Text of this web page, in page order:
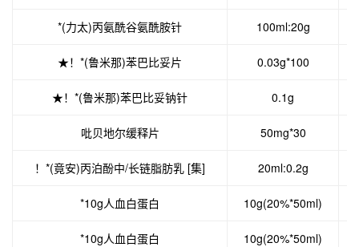
*(力太)丙氨酰谷氨酰胺针 100ml:20g
★！*(鲁米那)苯巴比妥片 0.03g*100
★！*(鲁米那)苯巴比妥钠针 0.1g
吡贝地尔缓释片 50mg*30
！*(竟安)丙泊酚中/长链脂肪乳 [集] 20ml:0.2g
*10g人血白蛋白 10g(20%*50ml)
*10g人血白蛋白 10g(20%*50ml)